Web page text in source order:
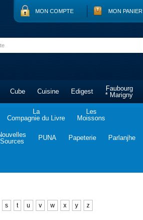
MON COMPTE MON PANIER
Cube Cuisine Edigest
Faubourg
* Marigny
La
Compagnie du Livre
Les
Moissons
Sources
PUNA Papeterie Parlanjhe
s t u v w x y z